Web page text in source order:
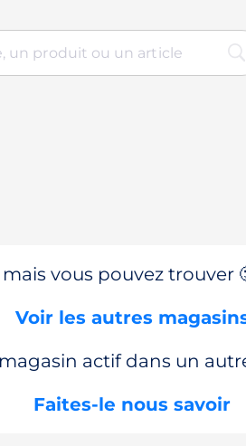
vous pouvez trouver
Voir les autres
actif dans un
Faites-le nous savoir